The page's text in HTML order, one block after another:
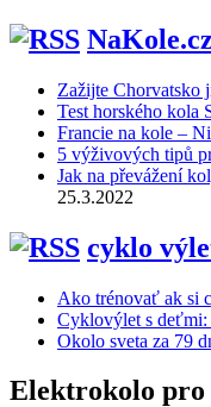
Zažijte Chorvatsko
Test horského kola
Francie na kole –
5 výživových tipů
Jak na převážení
25.3.2022
cyklo
Ako trénovať ak si
Cyklovýlet s deťmi:
Okolo sveta za 79
Elektrokolo pro